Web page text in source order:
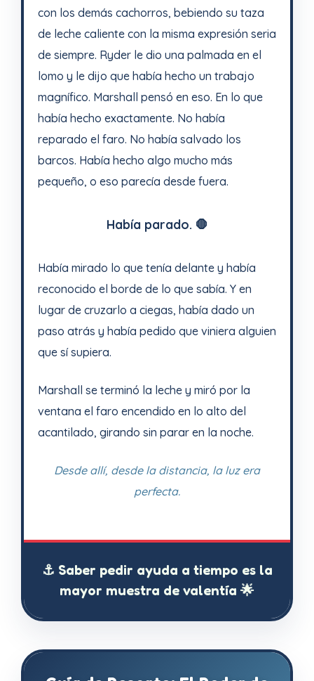
con los demás cachorros, bebiendo su taza
de leche caliente con la misma expresión seria
de siempre. Ryder le dio una palmada en el
lomo y le dijo que había hecho un trabajo
magnífico. Marshall pensó en eso. En lo que
había hecho exactamente. No había
reparado el faro. No había salvado los
barcos. Había hecho algo mucho más
pequeño, o eso parecía desde fuera.
Había parado. 🛑
Había mirado lo que tenía delante y había
reconocido el borde de lo que sabía. Y en
lugar de cruzarlo a ciegas, había dado un
paso atrás y había pedido que viniera alguien
que sí supiera.
Marshall se terminó la leche y miró por la
ventana el faro encendido en lo alto del
acantilado, girando sin parar en la noche.
Desde allí, desde la distancia, la luz era
perfecta.
⚓ Saber pedir ayuda a tiempo es la
mayor muestra de valentía 🌟